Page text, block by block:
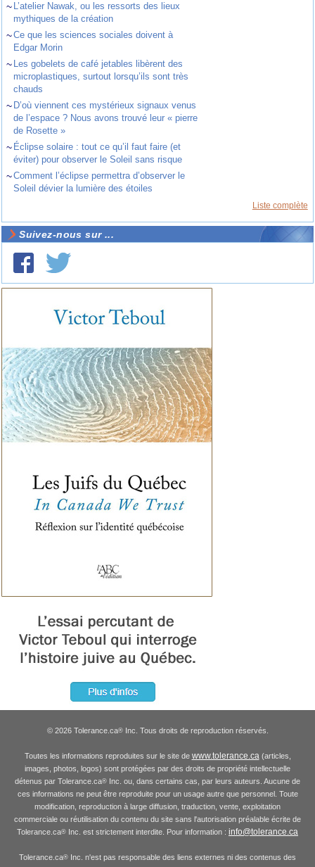
~ L’atelier Nawak, ou les ressorts des lieux
mythiques de la création
~Ce que les sciences sociales doivent à
Edgar Morin
~ Les gobelets de café jetables libèrent des
microplastiques, surtout lorsqu’ils sont très
chauds
~ D’où viennent ces mystérieux signaux venus
de l’espace ? Nous avons trouvé leur « pierre
de Rosette »
~ Éclipse solaire : tout ce qu’il faut faire (et
éviter) pour observer le Soleil sans risque
~Comment l’éclipse permettra d’observer le
Soleil dévier la lumière des étoiles
Liste complète
Suivez-nous sur ...
© 2026 Tolerance.ca®Inc. Tous droits de reproduction réservés.
Toutes les informations reproduites sur le site de www.tolerance.ca(articles,
images, photos, logos) sont protégées par des droits de propriété intellectuelle
détenus par Tolerance.ca® Inc. ou, dans certains cas, par leurs auteurs. Aucune de
ces informations ne peut être reproduite pour un usage autre que personnel. Toute
modification, reproduction à large diffusion, traduction, vente, exploitation
commerciale ou réutilisation du contenu du site sans l'autorisation préalable écrite de
Tolerance.ca® Inc. est strictement interdite. Pour information : info@tolerance.ca
Tolerance.ca® Inc. n'est pas responsable des liens externes ni des contenus des